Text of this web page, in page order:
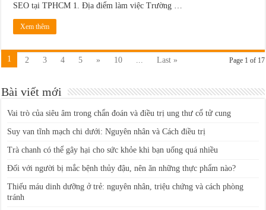
SEO tại TPHCM 1. Địa điểm làm việc Trường …
Xem thêm
Page 1 of 17
1 2 3 4 5 » 10 ... Last »
Bài viết mới
Vai trò của siêu âm trong chẩn đoán và điều trị ung thư cổ tử cung
Suy van tĩnh mạch chi dưới: Nguyên nhân và Cách điều trị
Trà chanh có thể gây hại cho sức khỏe khi bạn uống quá nhiều
Đối với người bị mắc bệnh thủy đậu, nên ăn những thực phẩm nào?
Thiếu máu dinh dưỡng ở trẻ: nguyên nhân, triệu chứng và cách phòng
tránh